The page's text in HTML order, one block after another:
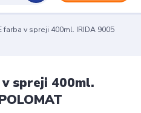
farba v spreji 400ml. IRIDA 9005
spreji 400ml.